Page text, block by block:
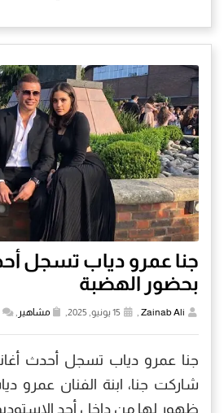
جنا عمرو دياب تسجل
بحضور الهضبة
Zainab Ali
, مشاهير ,
جنا عمرو دياب تسجل أحدث
شاركت جنا، ابنة الفنان عمرو
ظهور لها من داخل أحد